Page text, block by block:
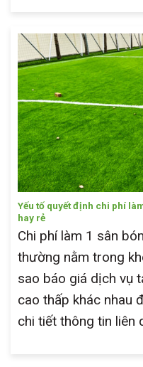
Yếu tố quyết định chi phí
hay rẻ
Chi phí làm 1 sân
thường nằm trong
sao báo giá dịch vụ
cao thấp khác nhau
chi tiết thông tin liên